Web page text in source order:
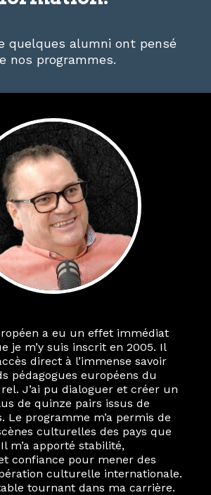
quelques alumni ont pensé
nos programmes.
a eu un effet immédiat
je m’y suis inscrit en 2005. Il
direct à l’immense savoir
pédagogues européens du
J’ai pu dialoguer et créer un
de quinze pairs issus de
Le programme m’a permis de
culturelles des pays que
m’a apporté stabilité,
confiance pour mener des
culturelle internationale.
tournant dans ma carrière.